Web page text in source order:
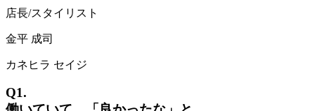
店長/スタイリスト
金平 成司
カネヒラ セイジ
Q1.